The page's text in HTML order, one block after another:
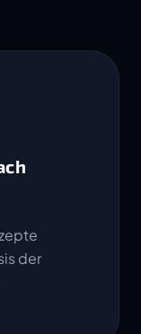
der